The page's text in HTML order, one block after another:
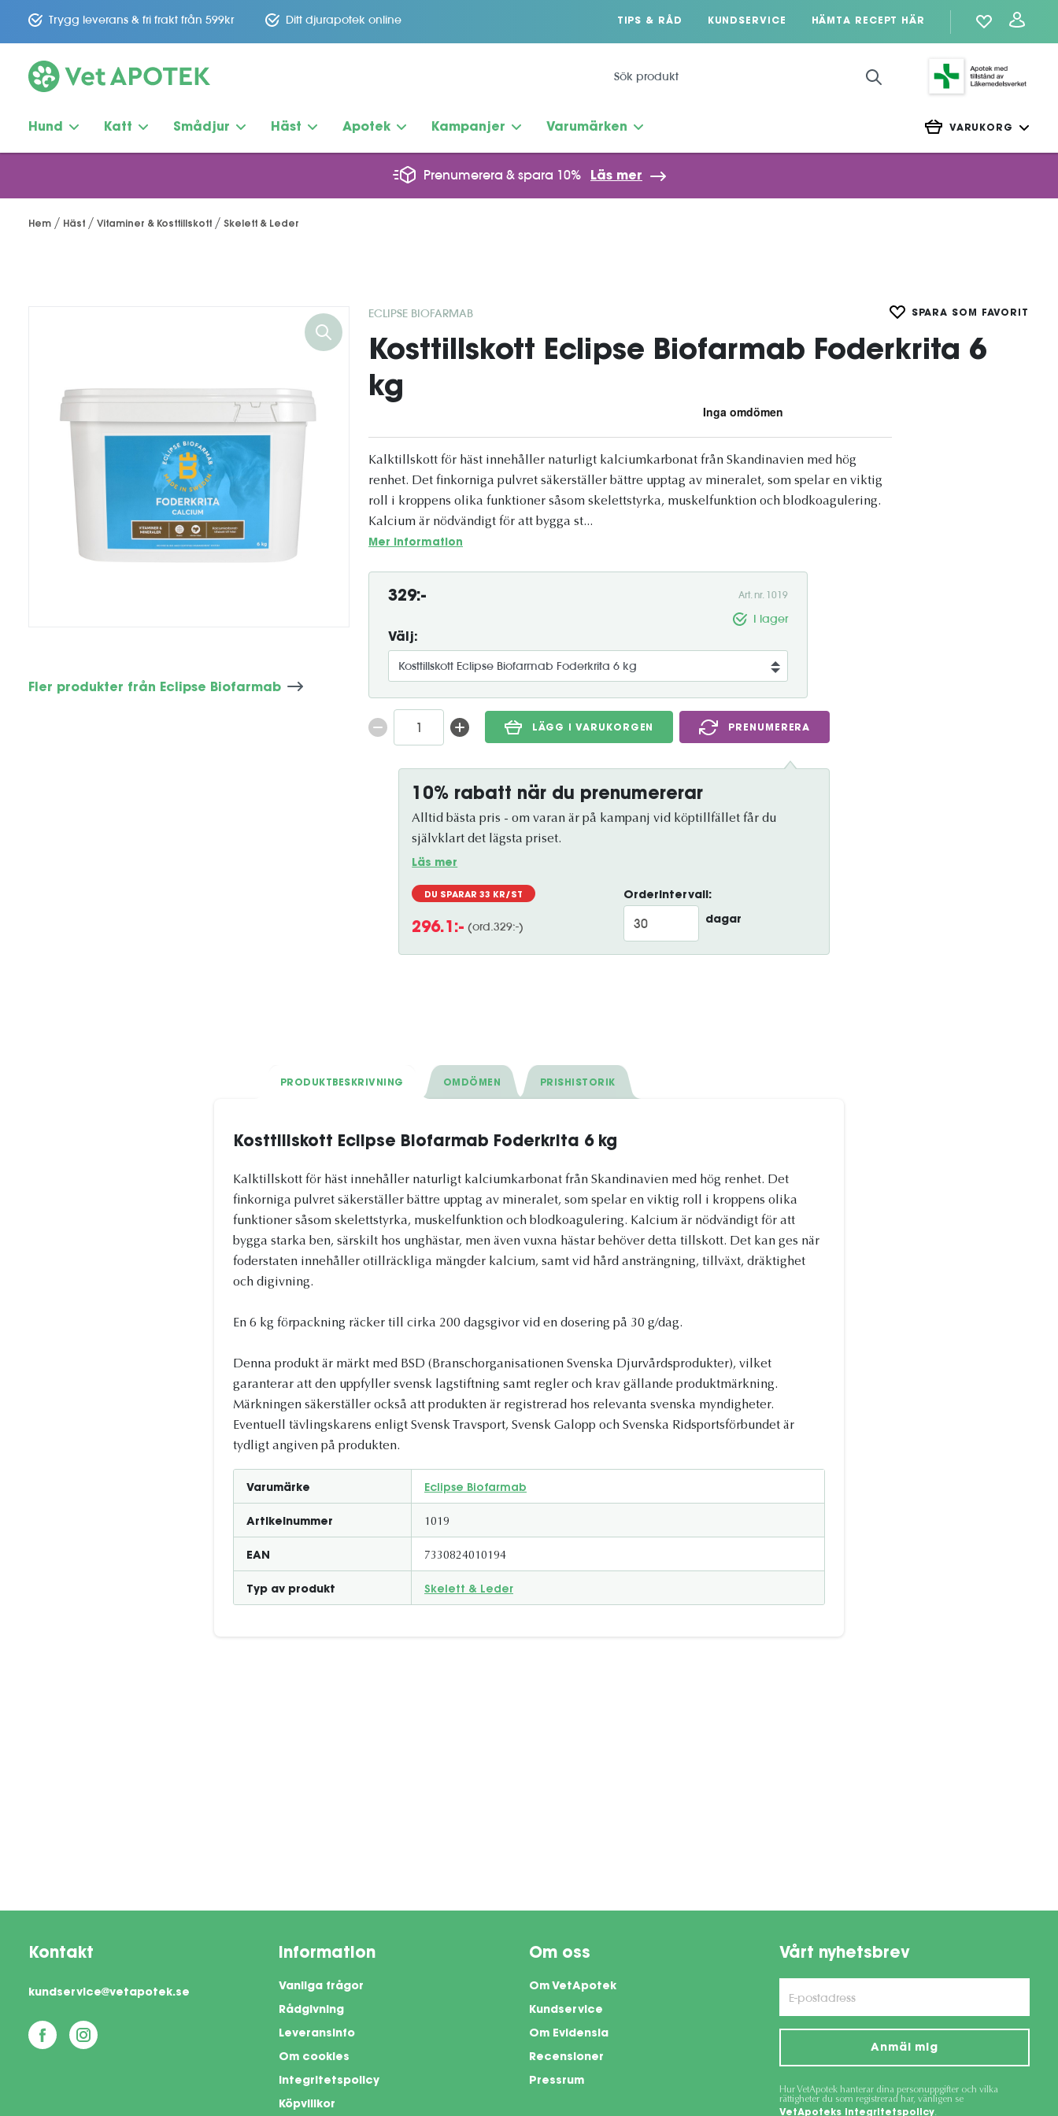
Trygg leverans & fri frakt från 599kr Ditt djurapotek online TIPS & RÅD KUNDSERVICE HÄMTA RECEPT HÄR
Hund Katt Smådjur Häst Apotek Kampanjer Varumärken VARUKORG
Prenumerera & spara 10% Läs mer
Hem Häst Vitaminer & Kosttillskott Skelett & Leder
Fler produkter från Eclipse Biofarmab
ECLIPSE BIOFARMAB SPARA SOM FAVORIT
Kosttillskott Eclipse Biofarmab Foderkrita 6
kg
Kalktillskott för häst innehåller naturligt kalciumkarbonat från Skandinavien med hög
renhet. Det finkorniga pulvret säkerställer bättre upptag av mineralet, som spelar en viktig
roll i kroppens olika funktioner såsom skelettstyrka, muskelfunktion och blodkoagulering.
Kalcium är nödvändigt för att bygga st...
Mer information
329:- Art. nr. 1019
I lager
Välj:
LÄGG I VARUKORGEN PRENUMERERA
10% rabatt när du prenumererar
Alltid bästa pris - om varan är på kampanj vid köptillfället får du
självklart det lägsta priset.
Läs mer
DU SPARAR33 KR/ST
296.1 :- (ord.329:-)
Orderintervall:
dagar
PRODUKTBESKRIVNING OMDÖMEN PRISHISTORIK
Kosttillskott Eclipse Biofarmab Foderkrita 6 kg
Kalktillskott för häst innehåller naturligt kalciumkarbonat från Skandinavien med hög renhet. Det
finkorniga pulvret säkerställer bättre upptag av mineralet, som spelar en viktig roll i kroppens olika
funktioner såsom skelettstyrka, muskelfunktion och blodkoagulering. Kalcium är nödvändigt för att
bygga starka ben, särskilt hos unghästar, men även vuxna hästar behöver detta tillskott. Det kan ges när
foderstaten innehåller otillräckliga mängder kalcium, samt vid hård ansträngning, tillväxt, dräktighet
och digivning.
En 6 kg förpackning räcker till cirka 200 dagsgivor vid en dosering på 30 g/dag.
Denna produkt är märkt med BSD (Branschorganisationen Svenska Djurvårdsprodukter), vilket
garanterar att den uppfyller svensk lagstiftning samt regler och krav gällande produktmärkning.
Märkningen säkerställer också att produkten är registrerad hos relevanta svenska myndigheter.
Eventuell tävlingskarens enligt Svensk Travsport, Svensk Galopp och Svenska Ridsportsförbundet är
tydligt angiven på produkten.
Varumärke Eclipse Biofarmab
Artikelnummer 1019
EAN 7330824010194
Typ av produkt Skelett & Leder
Kontakt
kundservice@vetapotek.se
Information
Vanliga frågor
Rådgivning
Leveransinfo
Om cookies
Integritetspolicy
Köpvillkor
Om oss
Om VetApotek
Kundservice
Om Evidensia
Recensioner
Pressrum
Vårt nyhetsbrev
Anmäl mig
Hur VetApotek hanterar dina personuppgifter och vilka
rättigheter du som registrerad har, vänligen se
VetApoteks integritetspolicy.